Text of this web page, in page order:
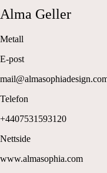
Alma Geller
Metall
E-post
Telefon
+4407531593120
Nettside
www.almasophia.com